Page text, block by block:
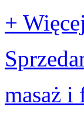
+ Więcej
masaż